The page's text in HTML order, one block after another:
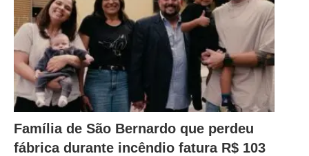
Família de São Bernardo que perdeu
fábrica durante incêndio fatura R$ 103